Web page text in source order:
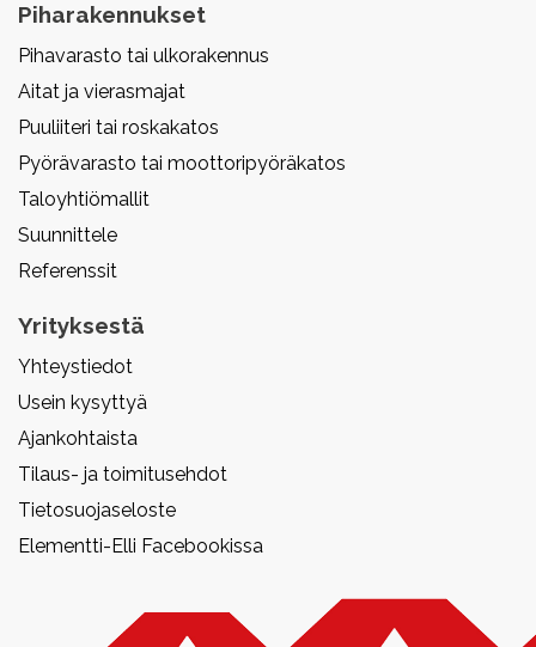
Piharakennukset
Pihavarasto tai ulkorakennus
Aitat ja vierasmajat
Puuliiteri tai roskakatos
Pyörävarasto tai moottoripyöräkatos
Taloyhtiömallit
Suunnittele
Referenssit
Yrityksestä
Yhteystiedot
Usein kysyttyä
Ajankohtaista
Tilaus- ja toimitusehdot
Tietosuojaseloste
Elementti-Elli Facebookissa